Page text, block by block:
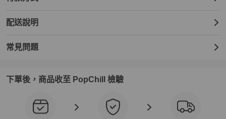
配送說明
常見問題
下單後，商品收至 PopChill 檢驗